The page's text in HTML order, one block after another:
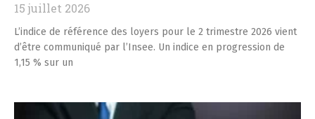
15 juillet 2026
L’indice de référence des loyers pour le 2 trimestre 2026 vient
d’être communiqué par l’Insee. Un indice en progression de
1,15 % sur un